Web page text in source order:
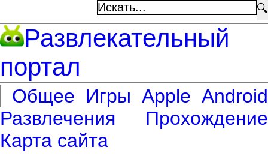
🔍
Развлекательный
портал
Общее Игры Apple Android
Развлечения
Прохождение
Карта сайта